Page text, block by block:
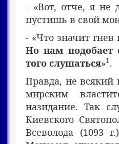
- «Вот, отче, я не
пустишь в свой
- «Что значит
Но нам подобает
того слушаться»1.
Правда, не всякий
мирским
назидание. Так
Киевского
Всеволода (1093